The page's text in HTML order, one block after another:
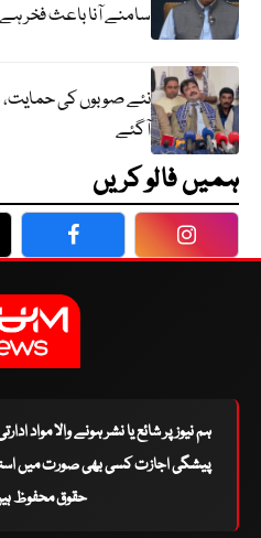
سامنے آنا باعث فخر
نئے صوبوں کی
آگئے
ہمیں فالو کریں
Facebook
ہم نیوز پر شائع یا نشر ہونے والا مواد
پیشگی اجازت کسی بھی صورت میں
حقوق محفوظ ہیں